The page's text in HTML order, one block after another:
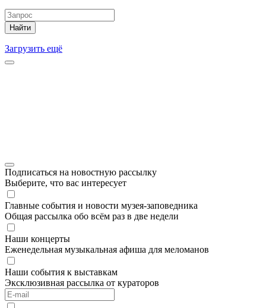
Найти
Загрузить ещё
Подписаться на новостную рассылку
Выберите, что вас интересует
Главные события и новости музея-заповедника
Общая рассылка обо всём раз в две недели
Наши концерты
Еженедельная музыкальная афиша для меломанов
Наши события к выставкам
Эксклюзивная рассылка от кураторов